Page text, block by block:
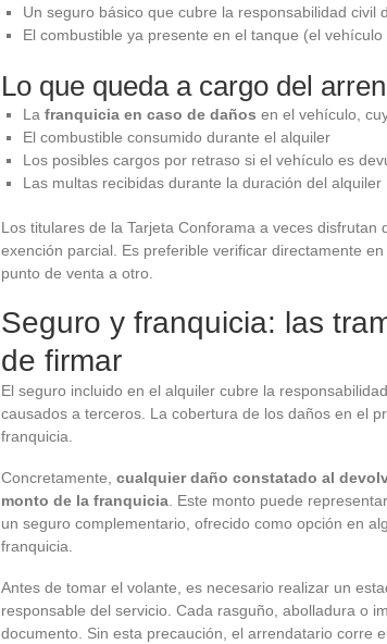
Un seguro básico que cubre la responsabilidad civil
El combustible ya presente en el tanque (el
Lo que queda a cargo del
La franquicia en caso de daños en el vehículo,
El combustible consumido durante el alquiler
Los posibles cargos por retraso si el vehículo es
Las multas recibidas durante la duración del alquiler
Los titulares de la Tarjeta Conforama a veces
exención parcial. Es preferible verificar directamente
punto de venta a otro.
Seguro y franquicia: las
de firmar
El seguro incluido en el alquiler cubre la
causados a terceros. La cobertura de los daños en el
franquicia.
Concretamente, cualquier daño constatado al
monto de la franquicia. Este monto puede
un seguro complementario, ofrecido como opción en
franquicia.
Antes de tomar el volante, es necesario realizar un
responsable del servicio. Cada rasguño, abolladura o
documento. Sin esta precaución, el arrendatario corre